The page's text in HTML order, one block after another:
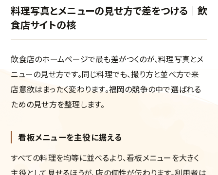
料理写真とメニューの見せ方で差をつける｜飲
食店サイトの核
飲食店のホームページで最も差がつくのが、料理写真とメ
ニューの見せ方です。同じ料理でも、撮り方と並べ方で来
店意欲はまったく変わります。福岡の競争の中で選ばれる
ための見せ方を整理します。
看板メニューを主役に据える
すべての料理を均等に並べるより、看板メニューを大きく
主役として見せるほうが、店の個性が伝わります。利用者は